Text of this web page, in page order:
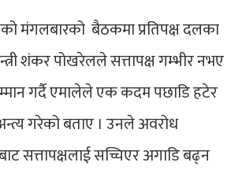
मंगलबारको बैठकमा प्रतिपक्ष दलका
शंकर पोखरेलले सत्तापक्ष गम्भीर नभए
गर्दै एमालेले एक कदम पछाडि हटेर
गरेको बताए । उनले अवरोध
सत्तापक्षलाई सच्चिएर अगाडि बढ्न